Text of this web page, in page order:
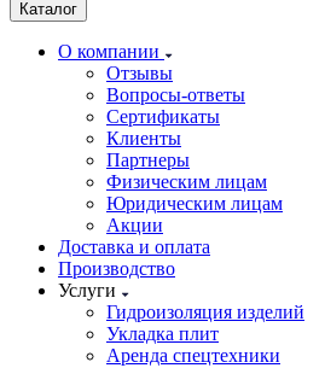
Каталог
О компании
Отзывы
Вопросы-ответы
Сертификаты
Клиенты
Партнеры
Физическим лицам
Юридическим лицам
Акции
Доставка и оплата
Производство
Услуги
Гидроизоляция изделий
Укладка плит
Аренда спецтехники